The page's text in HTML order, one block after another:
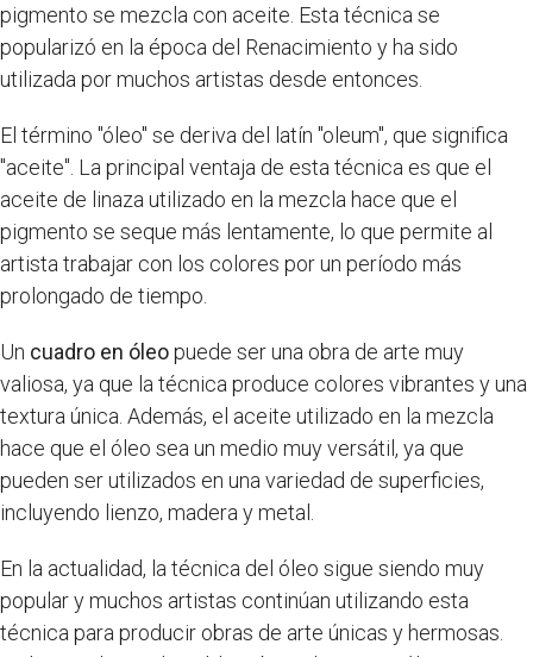
pigmento se mezcla con aceite. Esta técnica se
popularizó en la época del Renacimiento y ha sido
utilizada por muchos artistas desde entonces.
El término "óleo" se deriva del latín "oleum", que significa
"aceite". La principal ventaja de esta técnica es que el
aceite de linaza utilizado en la mezcla hace que el
pigmento se seque más lentamente, lo que permite al
artista trabajar con los colores por un período más
prolongado de tiempo.
Un cuadro en óleopuede ser una obra de arte muy
valiosa, ya que la técnica produce colores vibrantes y una
textura única. Además, el aceite utilizado en la mezcla
hace que el óleo sea un medio muy versátil, ya que
pueden ser utilizados en una variedad de superficies,
incluyendo lienzo, madera y metal.
En la actualidad, la técnica del óleo sigue siendo muy
popular y muchos artistas continúan utilizando esta
técnica para producir obras de arte únicas y hermosas.